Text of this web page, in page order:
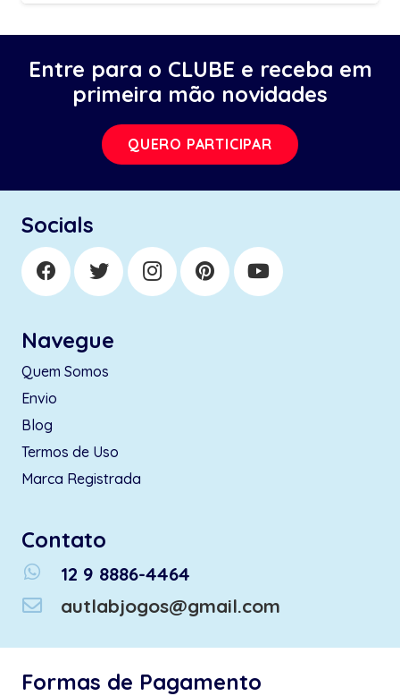
Entre para o CLUBE e receba em
primeira mão novidades
QUERO PARTICIPAR
Socials
Navegue
Quem Somos
Envio
Blog
Termos de Uso
Marca Registrada
Contato
whatsapp
12 9 8886-4464
autlabjogos@gmail.com
Formas de Pagamento